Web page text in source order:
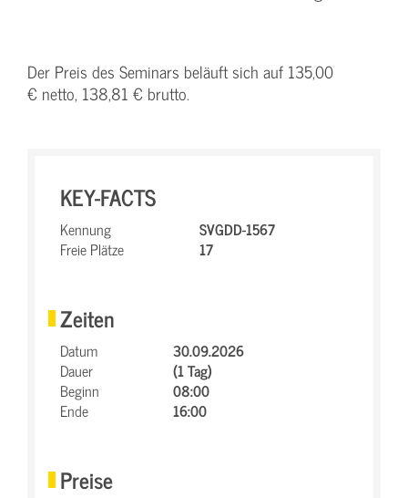
Der Preis des Seminars beläuft sich auf 135,00
€ netto, 138,81 € brutto.
KEY-FACTS
Kennung
SVGDD-1567
Freie Plätze
17
Zeiten
Datum
30.09.2026
Dauer
(1 Tag)
Beginn
08:00
Ende
16:00
Preise